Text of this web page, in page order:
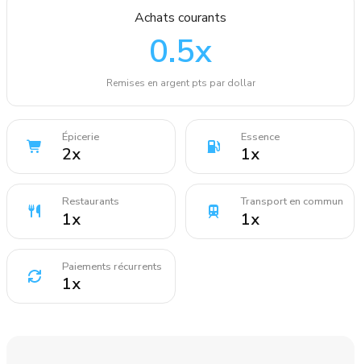
Achats courants
0.5x
Remises en argent pts par dollar
Épicerie
2x
Essence
1x
Restaurants
1x
Transport en commun
1x
Paiements récurrents
1x